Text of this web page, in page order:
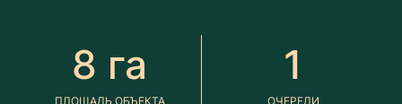
8 га
ПЛОЩАДЬ ОБЪЕКТА
1
ОЧЕРЕДИ